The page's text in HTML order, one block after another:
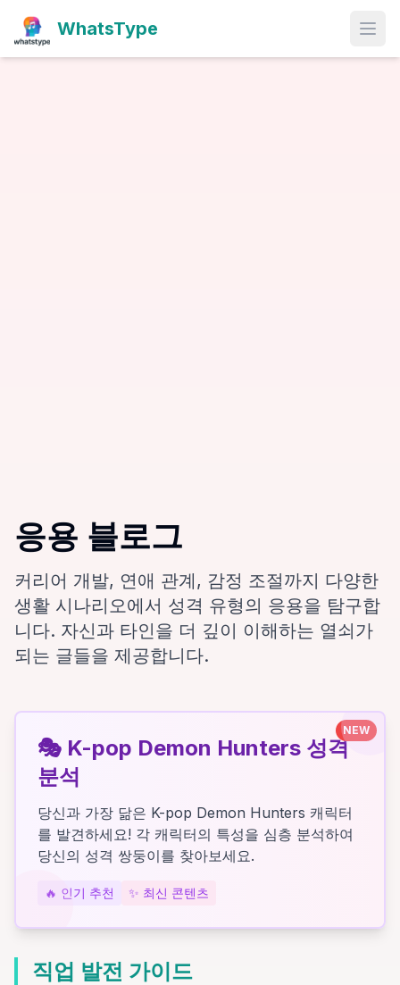
WhatsType
응용 블로그
커리어 개발, 연애 관계, 감정 조절까지 다양한
생활 시나리오에서 성격 유형의 응용을 탐구합
니다. 자신과 타인을 더 깊이 이해하는 열쇠가
되는 글들을 제공합니다.
NEW
🎭 K-pop Demon Hunters 성격
분석
당신과 가장 닮은 K-pop Demon Hunters 캐릭터
를 발견하세요! 각 캐릭터의 특성을 심층 분석하여
당신의 성격 쌍둥이를 찾아보세요.
🔥 인기 추천 ✨ 최신 콘텐츠
직업 발전 가이드